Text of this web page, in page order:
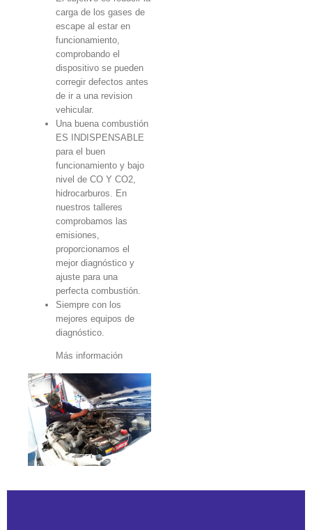
carga de los gases de
escape al estar en
funcionamiento,
comprobando el
dispositivo se pueden
corregir defectos antes
de ir a una revision
vehicular.
Una buena combustión
ES INDISPENSABLE
para el buen
funcionamiento y bajo
nivel de CO Y CO2,
hidrocarburos. En
nuestros talleres
comprobamos las
emisiones,
proporcionamos el
mejor diagnóstico y
ajuste para una
perfecta combustión.
Siempre con los
mejores equipos de
diagnóstico.
Más información